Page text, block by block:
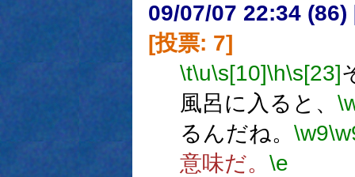
09/07/07 22:34 (86)
[投票: 7]
\t\u\s[10]\h\s[23]
風呂に入ると、
るんだね。 \w9
意味だ。 \e